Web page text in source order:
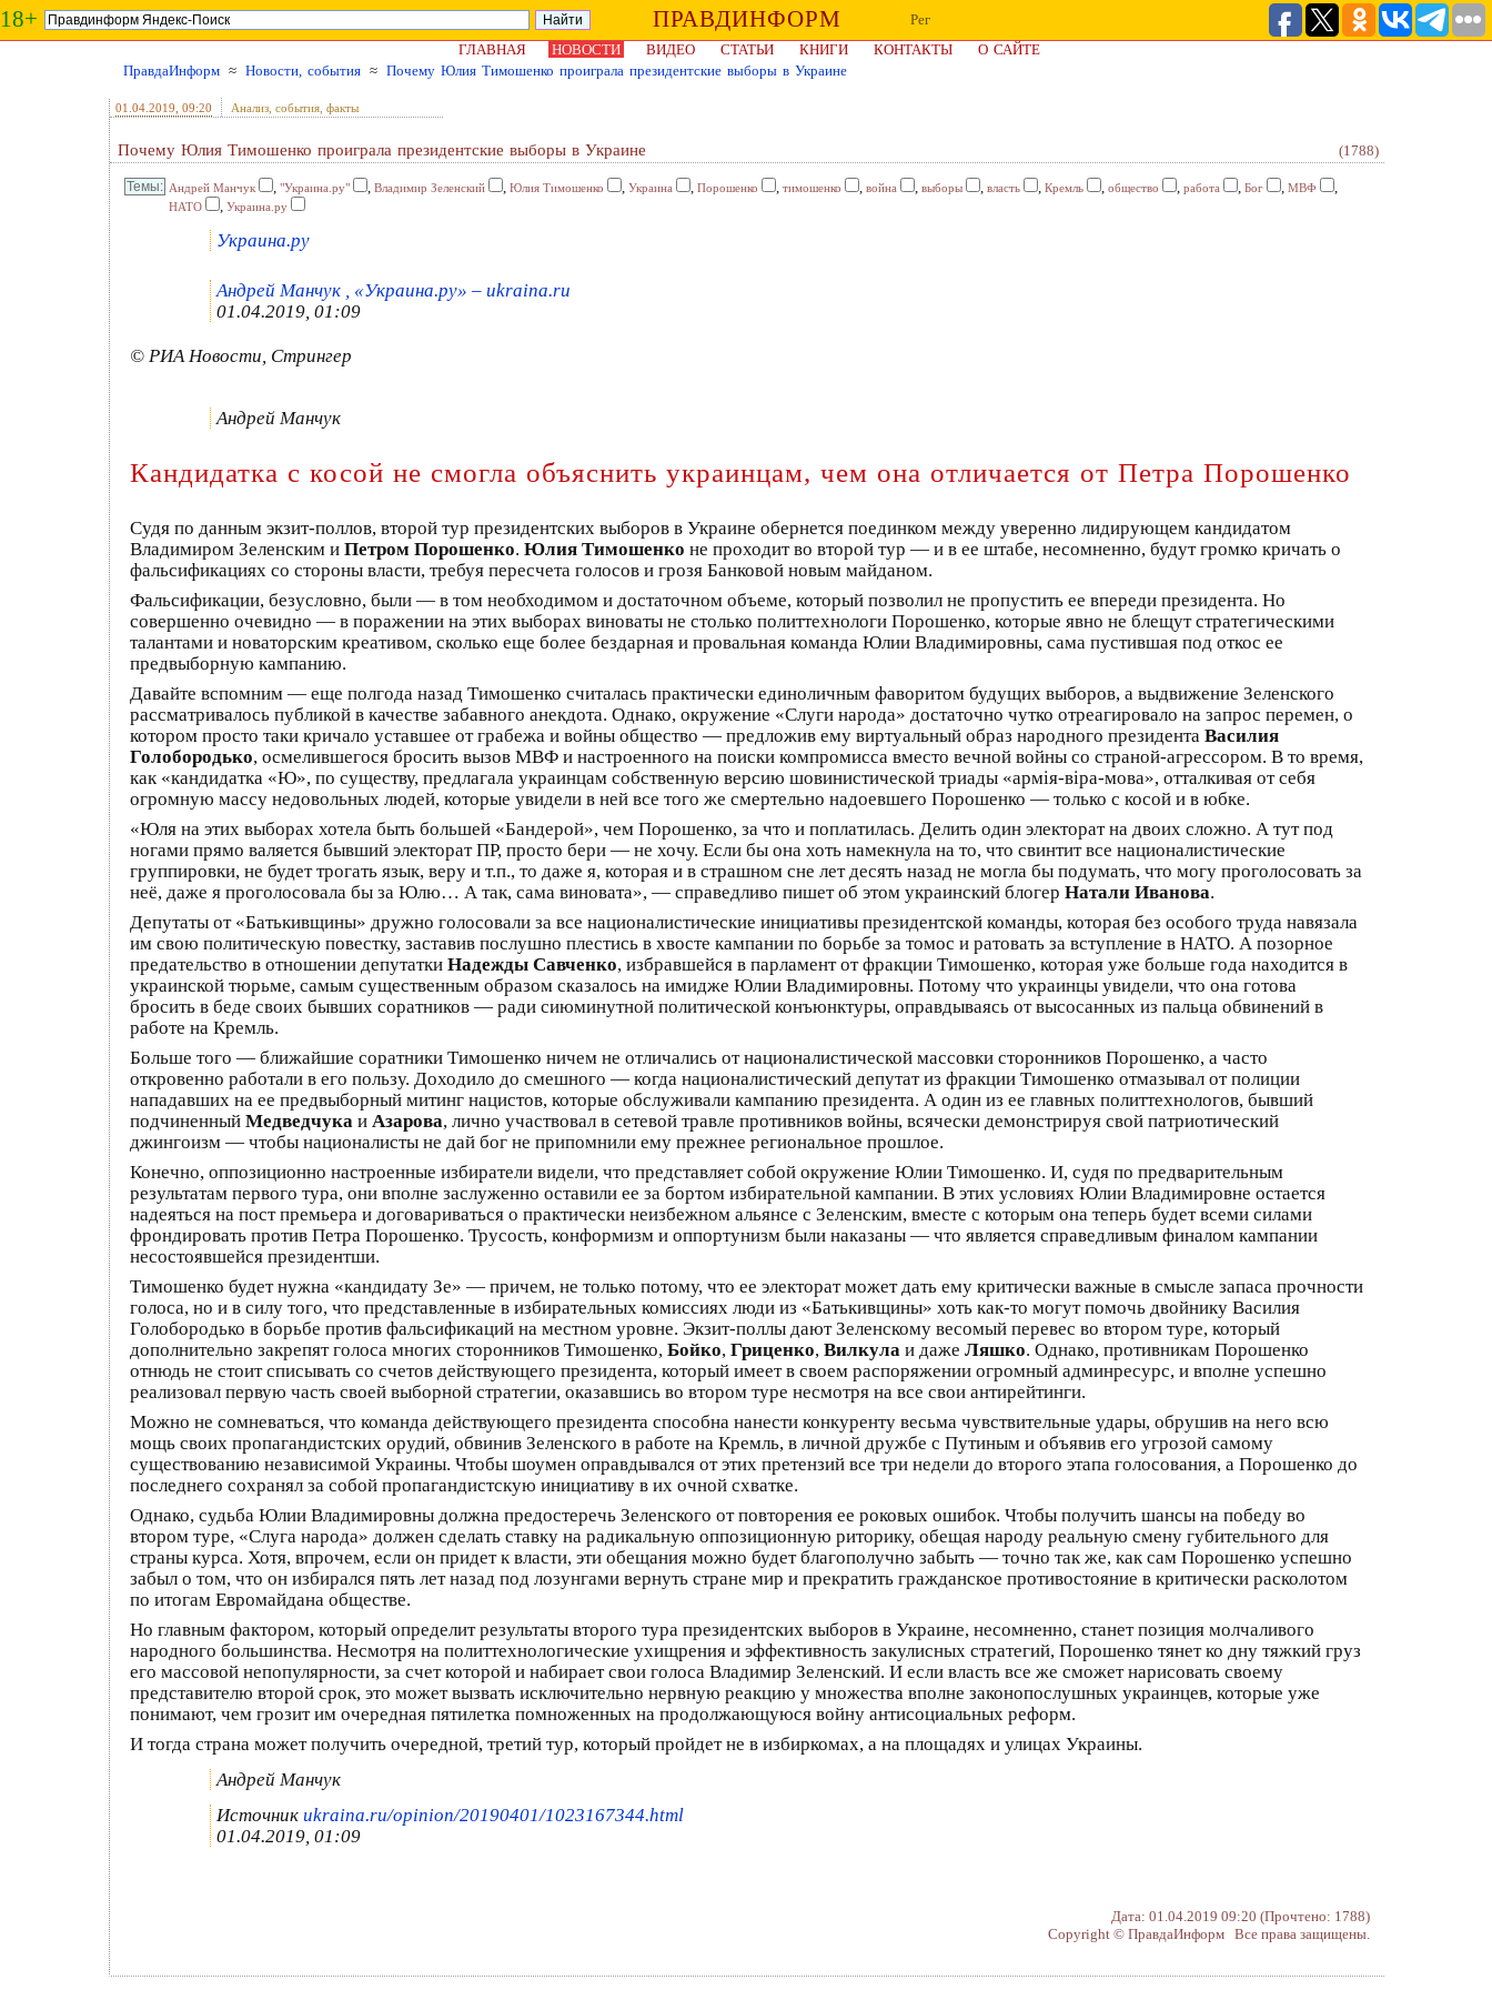
18+ ПРАВДИНФОРМ
Рег
ГЛАВНАЯ
НОВОСТИ ВИДЕО СТАТЬИ КНИГИ КОНТАКТЫ
О САЙТЕ
ПравдаИнформ ≈ Новости, события ≈ Почему Юлия Тимошенко проиграла президентские выборы в Украине
01.04.2019 , 09:20 Анализ, события, факты
Почему Юлия Тимошенко проиграла президентские выборы в Украине (1788)
Андрей Манчук , "Украина.ру" , Владимир Зеленский , Юлия Тимошенко , Украина , Порошенко , тимошенко , война , выборы , власть , Кремль , общество , работа , Бог , МВФ ,
НАТО , Украина.ру
Украина.ру
Андрей Манчук , «Украина.ру» – ukraina.ru
01.04.2019, 01:09
© РИА Новости, Стрингер
Андрей Манчук
Кандидатка с косой не смогла объяснить украинцам, чем она отличается от Петра Порошенко
Судя по данным экзит-поллов, второй тур президентских выборов в Украине обернется поединком между уверенно лидирующем кандидатом
Владимиром Зеленским и Петром Порошенко. Юлия Тимошенко не проходит во второй тур — и в ее штабе, несомненно, будут громко кричать о
фальсификациях со стороны власти, требуя пересчета голосов и грозя Банковой новым майданом.
Фальсификации, безусловно, были — в том необходимом и достаточном объеме, который позволил не пропустить ее впереди президента. Но
совершенно очевидно — в поражении на этих выборах виноваты не столько политтехнологи Порошенко, которые явно не блещут стратегическими
талантами и новаторским креативом, сколько еще более бездарная и провальная команда Юлии Владимировны, сама пустившая под откос ее
предвыборную кампанию.
Давайте вспомним — еще полгода назад Тимошенко считалась практически единоличным фаворитом будущих выборов, а выдвижение Зеленского
рассматривалось публикой в качестве забавного анекдота. Однако, окружение «Слуги народа» достаточно чутко отреагировало на запрос перемен, о
котором просто таки кричало уставшее от грабежа и войны общество — предложив ему виртуальный образ народного президента Василия
Голобородько, осмелившегося бросить вызов МВФ и настроенного на поиски компромисса вместо вечной войны со страной-агрессором. В то время,
как «кандидатка «Ю», по существу, предлагала украинцам собственную версию шовинистической триады «армія-віра-мова», отталкивая от себя
огромную массу недовольных людей, которые увидели в ней все того же смертельно надоевшего Порошенко — только с косой и в юбке.
«Юля на этих выборах хотела быть большей «Бандерой», чем Порошенко, за что и поплатилась. Делить один электорат на двоих сложно. А тут под
ногами прямо валяется бывший электорат ПР, просто бери — не хочу. Если бы она хоть намекнула на то, что свинтит все националистические
группировки, не будет трогать язык, веру и т.п., то даже я, которая и в страшном сне лет десять назад не могла бы подумать, что могу проголосовать за
неё, даже я проголосовала бы за Юлю… А так, сама виновата», — справедливо пишет об этом украинский блогер Натали Иванова.
Депутаты от «Батькивщины» дружно голосовали за все националистические инициативы президентской команды, которая без особого труда навязала
им свою политическую повестку, заставив послушно плестись в хвосте кампании по борьбе за томос и ратовать за вступление в НАТО. А позорное
предательство в отношении депутатки Надежды Савченко, избравшейся в парламент от фракции Тимошенко, которая уже больше года находится в
украинской тюрьме, самым существенным образом сказалось на имидже Юлии Владимировны. Потому что украинцы увидели, что она готова
бросить в беде своих бывших соратников — ради сиюминутной политической конъюнктуры, оправдываясь от высосанных из пальца обвинений в
работе на Кремль.
Больше того — ближайшие соратники Тимошенко ничем не отличались от националистической массовки сторонников Порошенко, а часто
откровенно работали в его пользу. Доходило до смешного — когда националистический депутат из фракции Тимошенко отмазывал от полиции
нападавших на ее предвыборный митинг нацистов, которые обслуживали кампанию президента. А один из ее главных политтехнологов, бывший
подчиненный Медведчука и Азарова, лично участвовал в сетевой травле противников войны, всячески демонстрируя свой патриотический
джингоизм — чтобы националисты не дай бог не припомнили ему прежнее региональное прошлое.
Конечно, оппозиционно настроенные избиратели видели, что представляет собой окружение Юлии Тимошенко. И, судя по предварительным
результатам первого тура, они вполне заслуженно оставили ее за бортом избирательной кампании. В этих условиях Юлии Владимировне остается
надеяться на пост премьера и договариваться о практически неизбежном альянсе с Зеленским, вместе с которым она теперь будет всеми силами
фрондировать против Петра Порошенко. Трусость, конформизм и оппортунизм были наказаны — что является справедливым финалом кампании
несостоявшейся президентши.
Тимошенко будет нужна «кандидату Зе» — причем, не только потому, что ее электорат может дать ему критически важные в смысле запаса прочности
голоса, но и в силу того, что представленные в избирательных комиссиях люди из «Батькивщины» хоть как-то могут помочь двойнику Василия
Голобородько в борьбе против фальсификаций на местном уровне. Экзит-поллы дают Зеленскому весомый перевес во втором туре, который
дополнительно закрепят голоса многих сторонников Тимошенко, Бойко, Гриценко, Вилкула и даже Ляшко. Однако, противникам Порошенко
отнюдь не стоит списывать со счетов действующего президента, который имеет в своем распоряжении огромный админресурс, и вполне успешно
реализовал первую часть своей выборной стратегии, оказавшись во втором туре несмотря на все свои антирейтинги.
Можно не сомневаться, что команда действующего президента способна нанести конкуренту весьма чувствительные удары, обрушив на него всю
мощь своих пропагандистских орудий, обвинив Зеленского в работе на Кремль, в личной дружбе с Путиным и объявив его угрозой самому
существованию независимой Украины. Чтобы шоумен оправдывался от этих претензий все три недели до второго этапа голосования, а Порошенко до
последнего сохранял за собой пропагандистскую инициативу в их очной схватке.
Однако, судьба Юлии Владимировны должна предостеречь Зеленского от повторения ее роковых ошибок. Чтобы получить шансы на победу во
втором туре, «Слуга народа» должен сделать ставку на радикальную оппозиционную риторику, обещая народу реальную смену губительного для
страны курса. Хотя, впрочем, если он придет к власти, эти обещания можно будет благополучно забыть — точно так же, как сам Порошенко успешно
забыл о том, что он избирался пять лет назад под лозунгами вернуть стране мир и прекратить гражданское противостояние в критически расколотом
по итогам Евромайдана обществе.
Но главным фактором, который определит результаты второго тура президентских выборов в Украине, несомненно, станет позиция молчаливого
народного большинства. Несмотря на политтехнологические ухищрения и эффективность закулисных стратегий, Порошенко тянет ко дну тяжкий груз
его массовой непопулярности, за счет которой и набирает свои голоса Владимир Зеленский. И если власть все же сможет нарисовать своему
представителю второй срок, это может вызвать исключительно нервную реакцию у множества вполне законопослушных украинцев, которые уже
понимают, чем грозит им очередная пятилетка помноженных на продолжающуюся войну антисоциальных реформ.
И тогда страна может получить очередной, третий тур, который пройдет не в избиркомах, а на площадях и улицах Украины.
Андрей Манчук
Источник ukraina.ru/opinion/20190401/1023167344.html
01.04.2019, 01:09
Дата: 01.04.2019 09:20 (Прочтено: 1788)
Copyright © ПравдаИнформ Все права защищены.